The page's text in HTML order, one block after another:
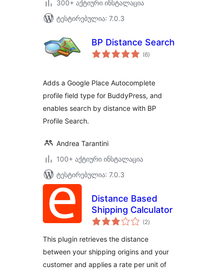
300+ აქტიური ინსტალაცია
ტესტირებულია: 7.0.3
BP Distance Search
(6საერთო
რეიტინგი
)
Adds a Google Place Autocomplete
profile field type for BuddyPress, and
enables search by distance with BP
Profile Search.
Andrea Tarantini
100+ აქტიური ინსტალაცია
ტესტირებულია: 7.0.3
Distance Based
Shipping Calculator
(2საერთო
რეიტინგი
)
This plugin retrieves the distance
between your shipping origins and your
customer and applies a rate per unit of